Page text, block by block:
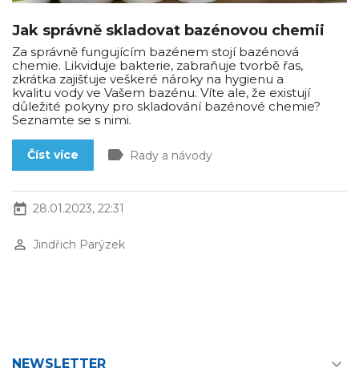
Jak správně skladovat bazénovou chemii
Za správně fungujícím bazénem stojí bazénová
chemie. Likviduje bakterie, zabraňuje tvorbě řas,
zkrátka zajišťuje veškeré nároky na hygienu a
kvalitu vody ve Vašem bazénu. Víte ale, že existují
důležité pokyny pro skladování bazénové chemie?
Seznamte se s nimi.
Číst více label Rady a návody
today 28.01.2023, 22:31
perm_identity Jindřich Parýzek
NEWSLETTER 